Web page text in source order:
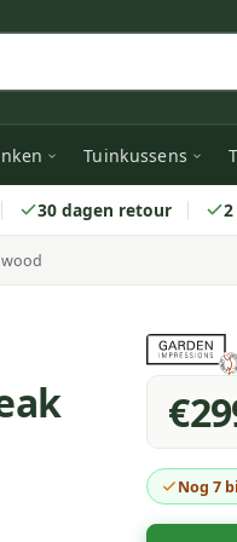
Tuinkussens
30 dagen retour
Nog 7